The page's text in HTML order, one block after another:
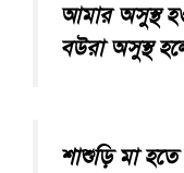
আমার অসুস্থ
বউরা অসুস্থ
শাশুড়ি মা